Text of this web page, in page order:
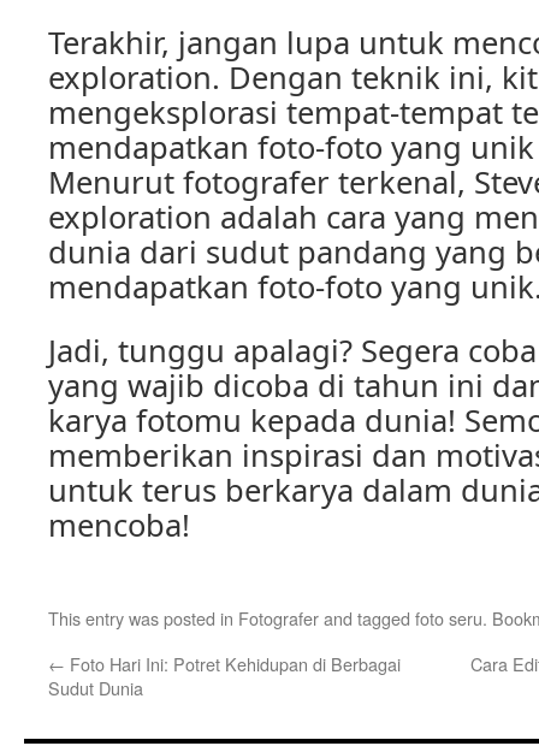
Terakhir, jangan lupa untuk
exploration. Dengan teknik ini,
mengeksplorasi tempat-tempat
mendapatkan foto-foto yang
Menurut fotografer terkenal,
exploration adalah cara yang
dunia dari sudut pandang yang
mendapatkan foto-foto yang
Jadi, tunggu apalagi? Segera
yang wajib dicoba di tahun ini
karya fotomu kepada dunia!
memberikan inspirasi dan
untuk terus berkarya dalam
mencoba!
This entry was posted in Fotograferand tagged foto seru.
← Foto Hari Ini: Potret Kehidupan di Berbagai
Sudut Dunia
Cara